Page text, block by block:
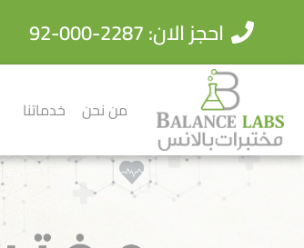
احجز الان: 2287-000-92
من نحن خدماتنا